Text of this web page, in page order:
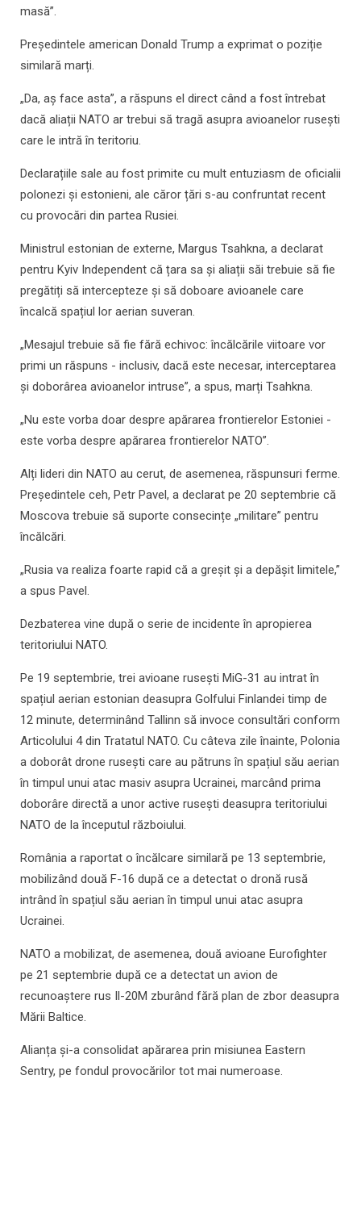
masă”.
Președintele american Donald Trump a exprimat o poziție
similară marți.
„Da, aș face asta”, a răspuns el direct când a fost întrebat
dacă aliații NATO ar trebui să tragă asupra avioanelor rusești
care le intră în teritoriu.
Declarațiile sale au fost primite cu mult entuziasm de oficialii
polonezi și estonieni, ale căror țări s-au confruntat recent
cu provocări din partea Rusiei.
Ministrul estonian de externe, Margus Tsahkna, a declarat
pentru Kyiv Independent că țara sa și aliații săi trebuie să fie
pregătiți să intercepteze și să doboare avioanele care
încalcă spațiul lor aerian suveran.
„Mesajul trebuie să fie fără echivoc: încălcările viitoare vor
primi un răspuns - inclusiv, dacă este necesar, interceptarea
și doborârea avioanelor intruse”, a spus, marți Tsahkna.
„Nu este vorba doar despre apărarea frontierelor Estoniei -
este vorba despre apărarea frontierelor NATO”.
Alți lideri din NATO au cerut, de asemenea, răspunsuri ferme.
Președintele ceh, Petr Pavel, a declarat pe 20 septembrie că
Moscova trebuie să suporte consecințe „militare” pentru
încălcări.
„Rusia va realiza foarte rapid că a greșit și a depășit limitele,”
a spus Pavel.
Dezbaterea vine după o serie de incidente în apropierea
teritoriului NATO.
Pe 19 septembrie, trei avioane rusești MiG-31 au intrat în
spațiul aerian estonian deasupra Golfului Finlandei timp de
12 minute, determinând Tallinn să invoce consultări conform
Articolului 4 din Tratatul NATO. Cu câteva zile înainte, Polonia
a doborât drone rusești care au pătruns în spațiul său aerian
în timpul unui atac masiv asupra Ucrainei, marcând prima
doborâre directă a unor active rusești deasupra teritoriului
NATO de la începutul războiului.
România a raportat o încălcare similară pe 13 septembrie,
mobilizând două F-16 după ce a detectat o dronă rusă
intrând în spațiul său aerian în timpul unui atac asupra
Ucrainei.
NATO a mobilizat, de asemenea, două avioane Eurofighter
pe 21 septembrie după ce a detectat un avion de
recunoaștere rus Il-20M zburând fără plan de zbor deasupra
Mării Baltice.
Alianța și-a consolidat apărarea prin misiunea Eastern
Sentry, pe fondul provocărilor tot mai numeroase.